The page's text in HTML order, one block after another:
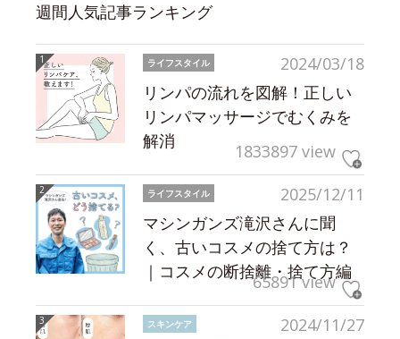
週間人気記事ランキング
2024/03/18
ライフスタイル
リンパの流れを図解！正しい
リンパマッサージでむくみを
解消
1833897 view
2025/12/11
ライフスタイル
マシンガンズ滝沢さんに聞
く、古いコスメの捨て方は？
｜コスメの断捨離・捨て方編
65891 view
2024/11/27
スキンケア